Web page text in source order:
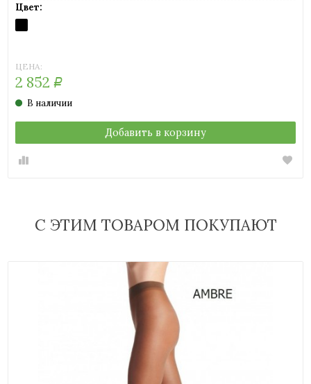
Цвет:
BLACK
ЦЕНА:
2 852 Р
В наличии
Добавить в корзину
С ЭТИМ ТОВАРОМ ПОКУПАЮТ